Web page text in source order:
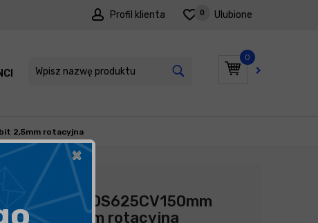
Profil klienta Ulubione
0
0
PROMOCJE
2,5mm rotacyjna
Producent: Mirka
Mirka DEROS625CV150mm
orbit 2,5mm rotacyjna
×